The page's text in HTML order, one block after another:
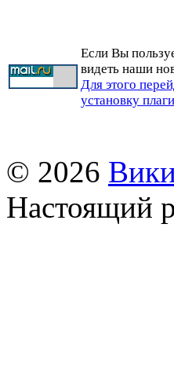
Если Вы
видеть наши
Для этого
установку
© 2026
Настоящий